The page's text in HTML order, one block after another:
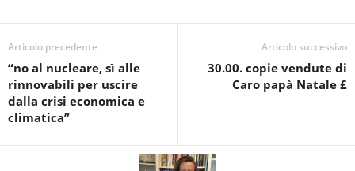
Articolo precedente
“no al nucleare, sì alle
rinnovabili per uscire
dalla crisi economica e
climatica”
Articolo successivo
30.00. copie vendute di
Caro papà Natale £